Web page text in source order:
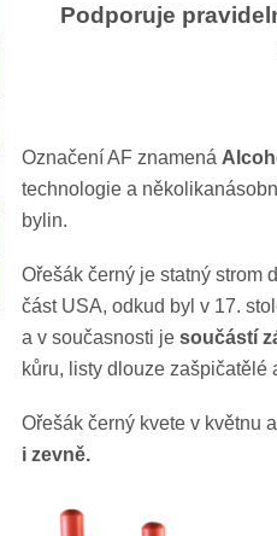
Podporuje
Označení AF znamená
technologie a
bylin.
Ořešák černý je statný strom
část USA, odkud byl v 17.
a v současnosti je součástí
kůru, listy dlouze zašpičatělé
Ořešák černý kvete v květnu
i zevně.